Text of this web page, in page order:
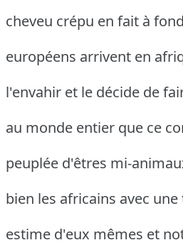
cheveu crépu en fait à
européens arrivent en
l'envahir et le décide de
au monde entier que ce
peuplée d'êtres mi-
bien les africains avec
estime d'eux mêmes et